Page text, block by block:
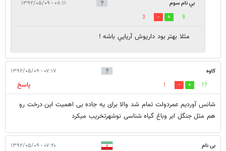
بي نام سوم ۰۸:۱۱ - ۱۳۹۲/۰۵/۰۹
9
3
مثلا بهتر بود داريوش آريايي باشه !
کاوه ۰۷:۱۷ - ۱۳۹۲/۰۵/۰۹
17
1
پاسخ
شانس آوردیم عمردولت تمام شد والا برای یه جاده بی اهمیت این درخت رو
هم مثل جنگل ابر وباغ گیاه شناسی نوشهرتخریب میکرد
بی نام ۰۷:۲۰ - ۱۳۹۲/۰۵/۰۹